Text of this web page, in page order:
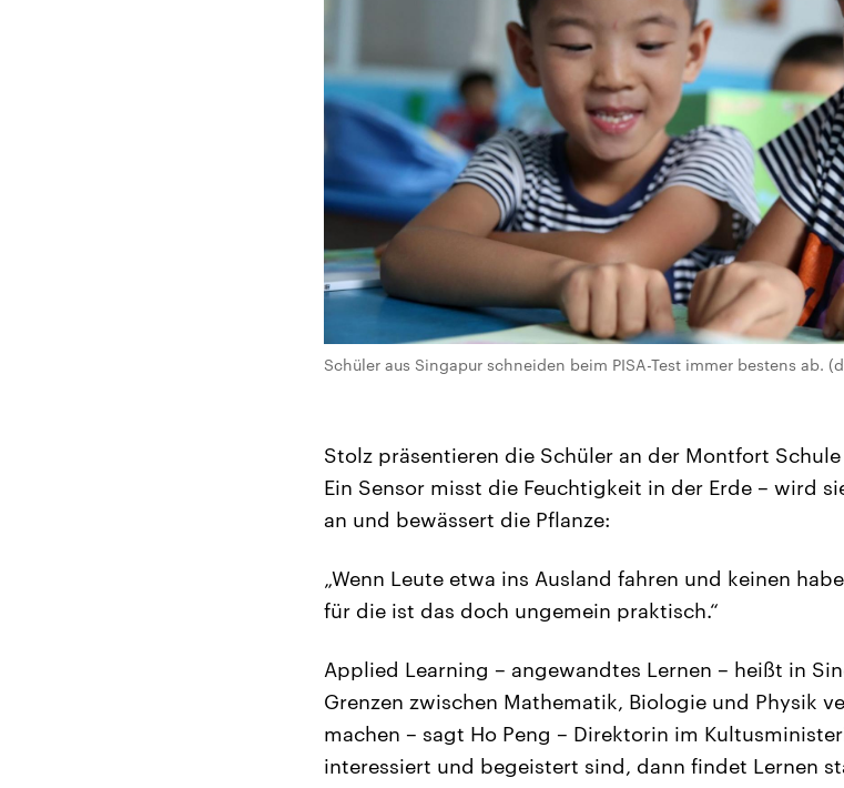
Schüler aus Singapur schneiden beim PISA-Test immer bestens ab.
Stolz präsentieren die Schüler an der Montfort
Ein Sensor misst die Feuchtigkeit in der Erde – wird
an und bewässert die Pflanze:
„Wenn Leute etwa ins Ausland fahren und keinen
für die ist das doch ungemein praktisch.“
Applied Learning – angewandtes Lernen – heißt in
Grenzen zwischen Mathematik, Biologie und Physik
machen – sagt Ho Peng – Direktorin im
interessiert und begeistert sind, dann findet Lernen